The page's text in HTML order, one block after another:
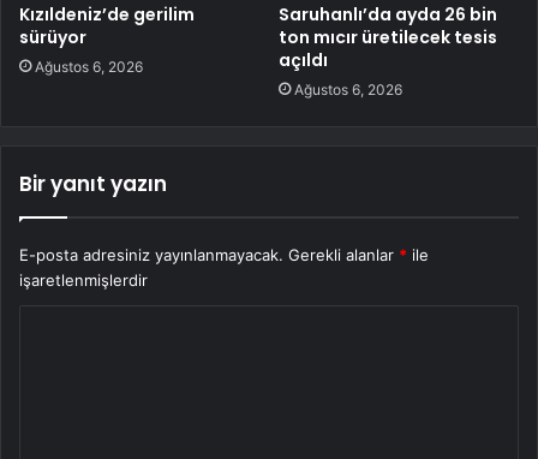
Kızıldeniz’de gerilim
sürüyor
Ağustos 6, 2026
Saruhanlı’da ayda 26 bin
ton mıcır üretilecek tesis
açıldı
Ağustos 6, 2026
Bir yanıt yazın
E-posta adresiniz yayınlanmayacak. Gerekli alanlar * ile
işaretlenmişlerdir